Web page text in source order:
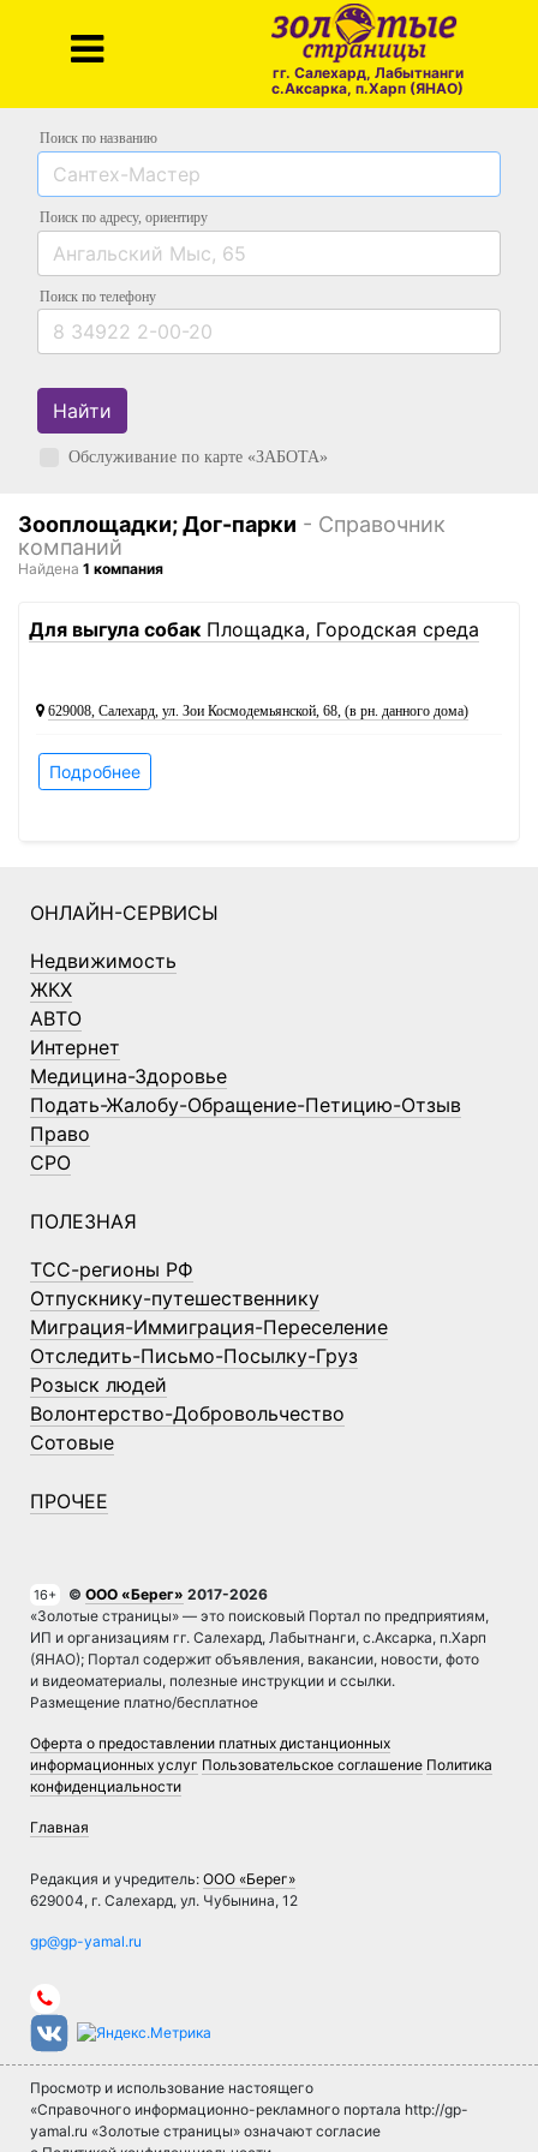
гг. Салехард, Лабытнанги
с.Аксарка, п.Харп (ЯНАО)
Поиск по названию
Поиск по адресу, ориентиру
Поиск по телефону
Найти
Обслуживание по карте «ЗАБОТА»
Зооплощадки; Дог-парки - Справочник
компаний
Найдена 1 компания
Для выгула собак Площадка, Городская среда
629008, Салехард, ул. Зои Космодемьянской, 68, (в рн. данного дома)
Подробнее
ОНЛАЙН-СЕРВИСЫ
Недвижимость
ЖКХ
АВТО
Интернет
Медицина-Здоровье
Подать-Жалобу-Обращение-Петицию-Отзыв
Право
СРО
ПОЛЕЗНАЯ
ТСС-регионы РФ
Отпускнику-путешественнику
Миграция-Иммиграция-Переселение
Отследить-Письмо-Посылку-Груз
Розыск людей
Волонтерство-Добровольчество
Сотовые
ПРОЧЕЕ
16+ © ООО «Берег» 2017-2026
«Золотые страницы» — это поисковый Портал по предприятиям,
ИП и организациям гг. Салехард, Лабытнанги, с.Аксарка, п.Харп
(ЯНАО); Портал содержит объявления, вакансии, новости, фото
и видеоматериалы, полезные инструкции и ссылки.
Размещение платно/бесплатное
Оферта о предоставлении платных дистанционных
информационных услуг Пользовательское соглашение Политика
конфиденциальности
Главная
Редакция и учредитель: ООО «Берег»
629004, г. Салехард, ул. Чубынина, 12
Просмотр и использование настоящего
«Справочного информационно-рекламного портала http://gp-
yamal.ru «Золотые страницы» означают согласие